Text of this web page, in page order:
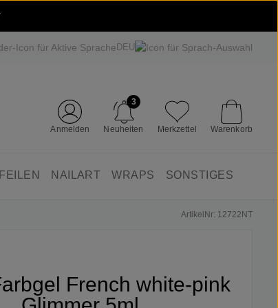
DEU
Anmelden Neuheiten
3
Merkzettel Warenkorb
FEILEN NAILART WRAPS SONSTIGES
ArtikelNr: 12722NT
French white-pink